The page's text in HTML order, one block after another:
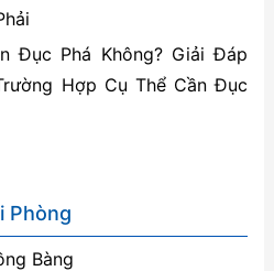
Đục Phá Không? Giải Đáp
Hợp Cụ Thể Cần Đục
Phòng
Bàng